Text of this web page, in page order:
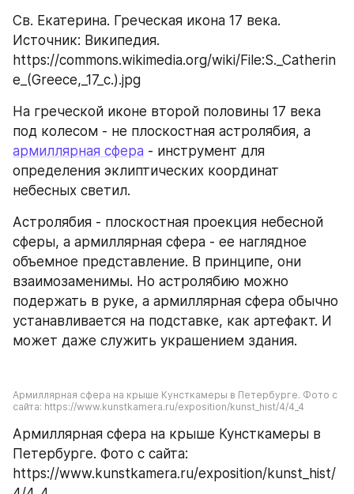
Св. Екатерина. Греческая икона 17 века.
Источник: Википедия.
https://commons.wikimedia.org/wiki/File:S._Catherin
e_(Greece,_17_c.).jpg
На греческой иконе второй половины 17 века
армиллярная сфера - инструмент для
определения эклиптических координат
небесных светил.
Астролябия - плоскостная проекция небесной
сферы, а армиллярная сфера - ее наглядное
объемное представление. В принципе, они
взаимозаменимы. Но астролябию можно
подержать в руке, а армиллярная сфера обычно
устанавливается на подставке, как артефакт. И
может даже служить украшением здания.
Армиллярная сфера на крыше Кунсткамеры в Петербурге. Фото с
сайта: https://www.kunstkamera.ru/exposition/kunst_hist/4/4_4
Армиллярная сфера на крыше Кунсткамеры в
Петербурге. Фото с сайта:
https://www.kunstkamera.ru/exposition/kunst_hist/